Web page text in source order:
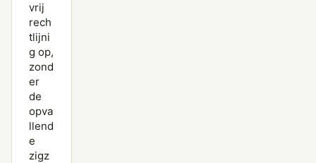
vrij
rech
tlijni
g op,
zond
er
de
opva
llend
e
zigz